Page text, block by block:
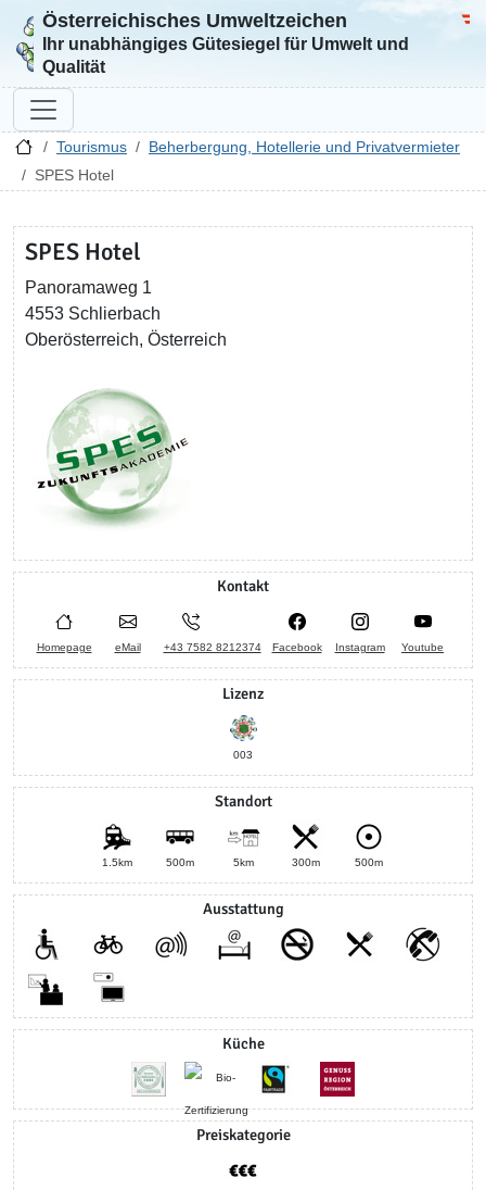
Zur Startseite
Österreichisches Umweltzeichen
Ihr unabhängiges Gütesiegel für Umwelt und
Qualität
Tourismus
Beherbergung, Hotellerie und Privatvermieter
SPES Hotel
SPES Hotel
Panoramaweg 1
4553 Schlierbach
Oberösterreich, Österreich
Kontakt
Homepage eMail +43 7582 8212374 Facebook Instagram Youtube
Lizenz
003
Standort
1.5km 500m 5km 300m 500m
Ausstattung
Küche
Preiskategorie